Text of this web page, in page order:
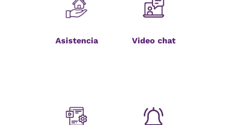
Asistencia Video chat